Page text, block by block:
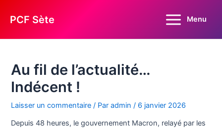
PCF Sète
Main
Menu
Au fil de l’actualité…
Indécent !
Laisser un commentaire / Paradmin/ 6 janvier 2026
Depuis 48 heures, le gouvernement Macron, relayé par les